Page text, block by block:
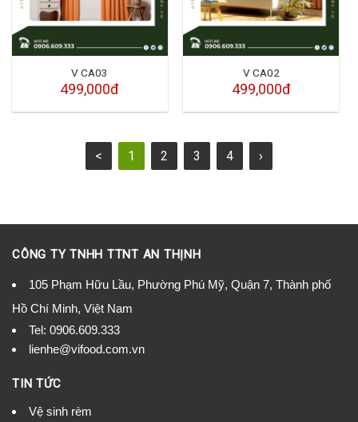
V CA03
499,000đ
V CA02
499,000đ
< 1 2 3 4 ›
CÔNG TY TNHH TTNT AN THỊNH
105 Phạm Hữu Lầu, Phường Phú Mỹ, Quận 7, Thành phố
Hồ Chí Minh, Việt Nam
Tel: 0906.609.333
lienhe@vifood.com.vn
TIN TỨC
Vệ sinh rèm